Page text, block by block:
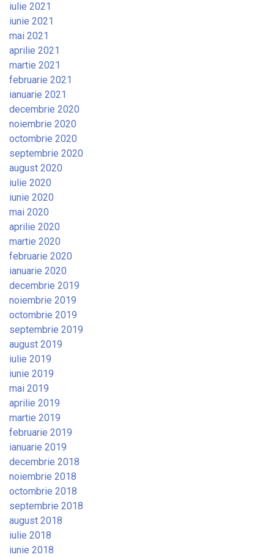
iulie 2021
iunie 2021
mai 2021
aprilie 2021
martie 2021
februarie 2021
ianuarie 2021
decembrie 2020
noiembrie 2020
octombrie 2020
septembrie 2020
august 2020
iulie 2020
iunie 2020
mai 2020
aprilie 2020
martie 2020
februarie 2020
ianuarie 2020
decembrie 2019
noiembrie 2019
octombrie 2019
septembrie 2019
august 2019
iulie 2019
iunie 2019
mai 2019
aprilie 2019
martie 2019
februarie 2019
ianuarie 2019
decembrie 2018
noiembrie 2018
octombrie 2018
septembrie 2018
august 2018
iulie 2018
iunie 2018